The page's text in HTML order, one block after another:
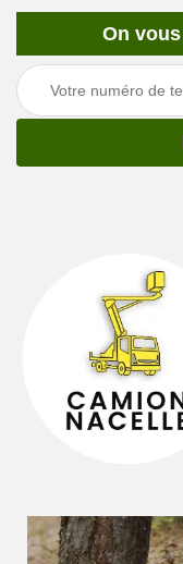
On